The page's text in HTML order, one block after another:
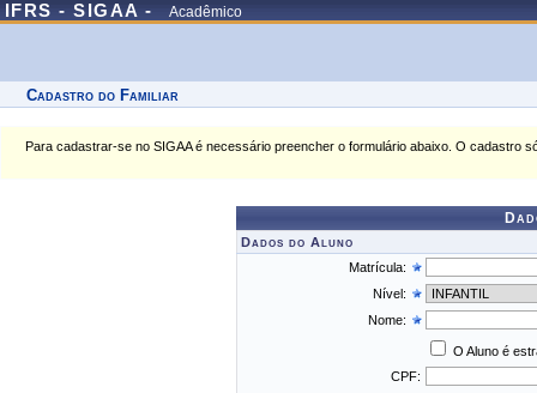
IFRS - SIGAA - Acadêmico
Cadastro do Familiar
Para cadastrar-se no SIGAA é necessário preencher o formulário abaixo. O cadastro
Dados do Aluno
Matrícula:
Nível:
Nome:
O Aluno é
CPF: